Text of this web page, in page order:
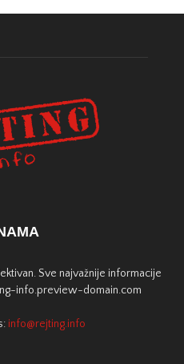
Sve najvažnije informacije
info.preview-domain.com
info@rejting.info